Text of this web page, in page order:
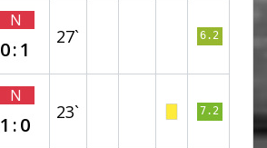
N
0:1
27` 6.2
N
1:0
23` 7.2